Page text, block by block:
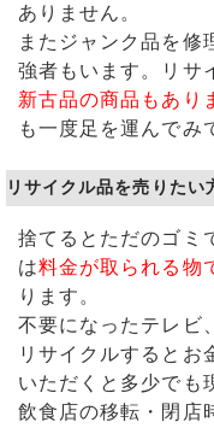
ありません。
またジャンク品を修
強者もいます。リサ
新古品の商品もあり
も一度足を運んでみ
リサイクル品を売りたい
捨てるとただのゴミ
は料金が取られる物
ります。
不要になったテレビ
リサイクルするとお
いただくと多少でも
飲食店の移転・閉店